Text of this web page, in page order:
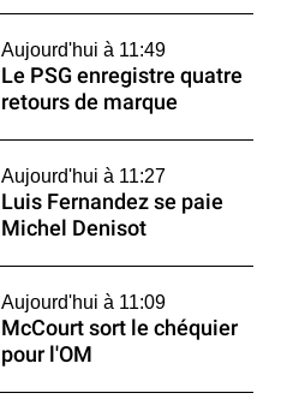
Aujourd'hui à 11:49
Le PSG enregistre quatre
retours de marque
Aujourd'hui à 11:27
Luis Fernandez se paie
Michel Denisot
Aujourd'hui à 11:09
McCourt sort le chéquier
pour l'OM